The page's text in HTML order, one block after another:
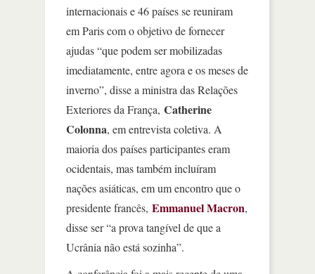
internacionais e 46 países se reuniram
em Paris com o objetivo de fornecer
ajudas “que podem ser mobilizadas
imediatamente, entre agora e os meses de
inverno”, disse a ministra das Relações
Exteriores da França, Catherine
Colonna, em entrevista coletiva. A
maioria dos países participantes eram
ocidentais, mas também incluíram
nações asiáticas, em um encontro que o
presidente francês, Emmanuel Macron,
disse ser “a prova tangível de que a
Ucrânia não está sozinha”.